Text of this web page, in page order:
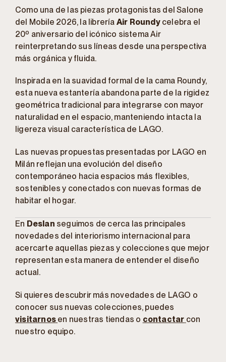
Como una de las piezas protagonistas del Salone
del Mobile 2026, la librería Air Roundycelebra el
20º aniversario del icónico sistema Air
reinterpretando sus líneas desde una perspectiva
más orgánica y fluida.
Inspirada en la suavidad formal de la cama Roundy,
esta nueva estantería abandona parte de la rigidez
geométrica tradicional para integrarse con mayor
naturalidad en el espacio, manteniendo intacta la
ligereza visual característica de LAGO.
Las nuevas propuestas presentadas por LAGO en
Milán reflejan una evolución del diseño
contemporáneo hacia espacios más flexibles,
sostenibles y conectados con nuevas formas de
habitar el hogar.
En Deslan seguimos de cerca las principales
novedades del interiorismo internacional para
acercarte aquellas piezas y colecciones que mejor
representan esta manera de entender el diseño
actual.
Si quieres descubrir más novedades de LAGO o
conocer sus nuevas colecciones, puedes
visitarnos en nuestras tiendas o contactar con
nuestro equipo.